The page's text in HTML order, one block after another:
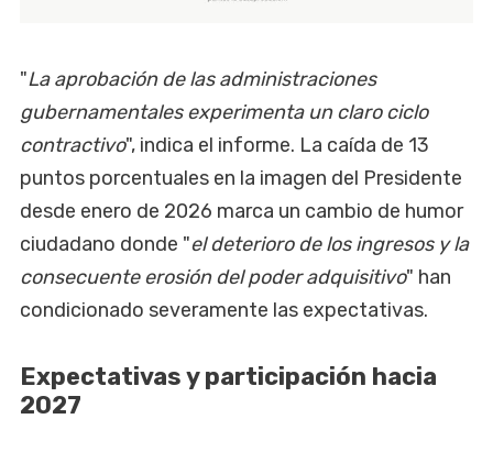
"La aprobación de las administraciones
gubernamentales experimenta un claro ciclo
contractivo", indica el informe. La caída de 13
puntos porcentuales en la imagen del Presidente
desde enero de 2026 marca un cambio de humor
ciudadano donde "el deterioro de los ingresos y la
consecuente erosión del poder adquisitivo" han
condicionado severamente las expectativas.
Expectativas y participación hacia
2027